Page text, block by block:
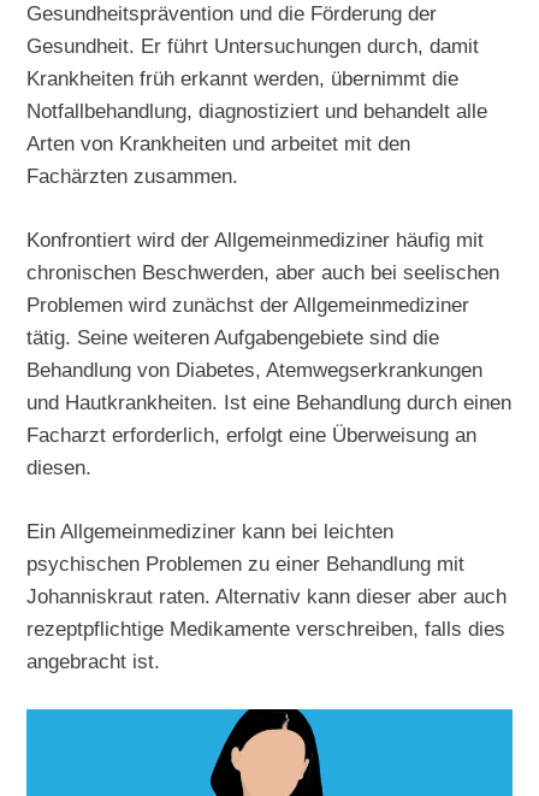
Gesundheitsprävention und die Förderung der
Gesundheit. Er führt Untersuchungen durch, damit
Krankheiten früh erkannt werden, übernimmt die
Notfallbehandlung, diagnostiziert und behandelt alle
Arten von Krankheiten und arbeitet mit den
Fachärzten zusammen.
Konfrontiert wird der Allgemeinmediziner häufig mit
chronischen Beschwerden, aber auch bei seelischen
Problemen wird zunächst der Allgemeinmediziner
tätig. Seine weiteren Aufgabengebiete sind die
Behandlung von Diabetes, Atemwegserkrankungen
und Hautkrankheiten. Ist eine Behandlung durch einen
Facharzt erforderlich, erfolgt eine Überweisung an
diesen.
Ein Allgemeinmediziner kann bei leichten
psychischen Problemen zu einer Behandlung mit
Johanniskraut raten. Alternativ kann dieser aber auch
rezeptpflichtige Medikamente verschreiben, falls dies
angebracht ist.